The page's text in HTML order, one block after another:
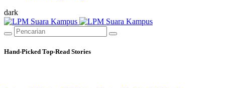
dark
Hand-Picked Top-Read Stories